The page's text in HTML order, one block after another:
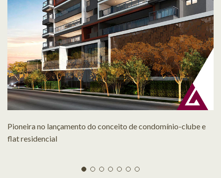
Pioneira no lançamento do conceito de condomínio-clube e
flat residencial